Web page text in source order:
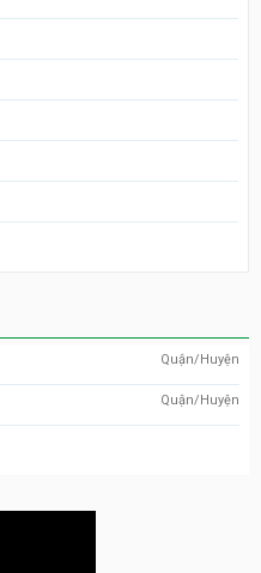
Quận/Huyện
Quận/Huyện